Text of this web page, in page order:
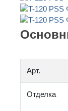
Арт.
Отделка